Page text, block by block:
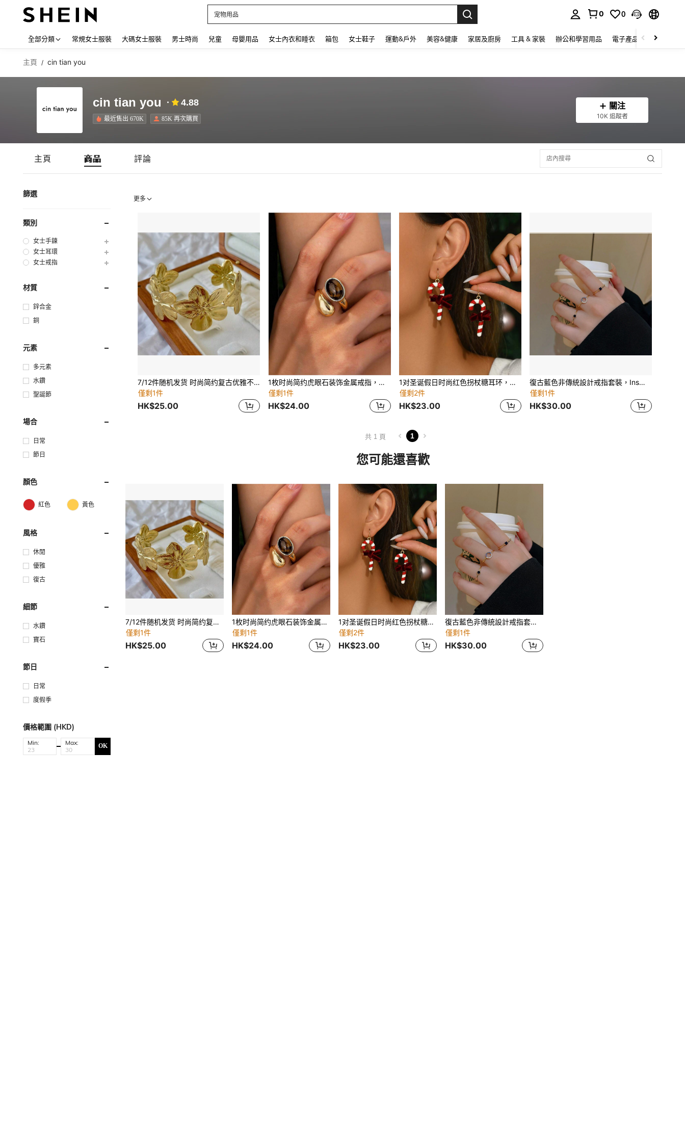
宠物用品
0 0
全部分類 常規女士服裝 大碼女士服裝 男士時尚 兒童 母嬰用品 女士內衣和睡衣 箱包 女士鞋子 運動&戶外 美容&健康 家居及廚房 工具 & 家裝 辦公和學習用品 電子產品 玩具
主頁 / cin tian you
cin tian you 4.88
最近售出 670K 85K 再次購買
關注
10K 追蹤者
主頁 商品 評論
篩選
類別
女士手鍊
女士耳環
女士戒指
材質
鋅合金
銅
元素
多元素
水鑽
聖誕節
場合
日常
節日
顏色
紅色 黃色
風格
休閒
優雅
復古
細節
水鑽
寶石
節日
日常
度假季
價格範圍 (HKD)
Min: Max: OK
更多
7/12件随机发货 时尚简约复古优雅不对称图案树脂手链套装，几何波浪、花朵、鸡蛋花、夸张复古硬币，大号手链，别致，适合约会、度假、日常佩戴、派对、周年纪念礼物
僅剩1件
HK$25.00
1枚时尚简约虎眼石装饰金属戒指，适合女性日常佩戴、派对、聚会、约会等场合。
僅剩1件
HK$24.00
1对圣诞假日时尚红色拐杖糖耳环，圣诞耳环钩和吊坠，适合女性，送给女朋友/妈妈的绝佳礼物
僅剩2件
HK$23.00
復古藍色非傳統設計戒指套裝，Ins風格可堆疊3件套開口式簡單戒指
僅剩1件
HK$30.00
共 1 頁 1
您可能還喜歡
7/12件随机发货 时尚简约复古优雅不对称图案树脂手链套装，几何波浪、花朵、鸡蛋花、夸张复古硬币，大号手链，别致，适合约会、度假、日常佩戴、派对、周年纪念礼物
僅剩1件
HK$25.00
1枚时尚简约虎眼石装饰金属戒指，适合女性日常佩戴、派对、聚会、约会等场合。
僅剩1件
HK$24.00
1对圣诞假日时尚红色拐杖糖耳环，圣诞耳环钩和吊坠，适合女性，送给女朋友/妈妈的绝佳礼物
僅剩2件
HK$23.00
復古藍色非傳統設計戒指套裝，Ins風格可堆疊3件套開口式簡單戒指
僅剩1件
HK$30.00